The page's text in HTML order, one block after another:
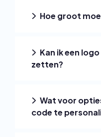
Hoe groot
Kan ik een
zetten?
Wat voor
code te